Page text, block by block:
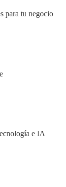
para tu negocio
e IA